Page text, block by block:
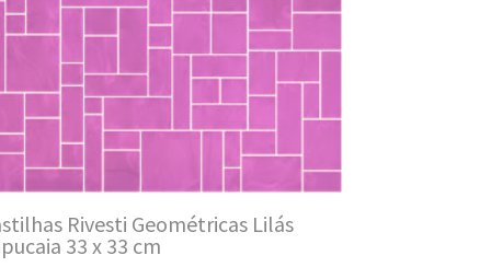
Rivesti Geométricas Lilás
33 x 33 cm